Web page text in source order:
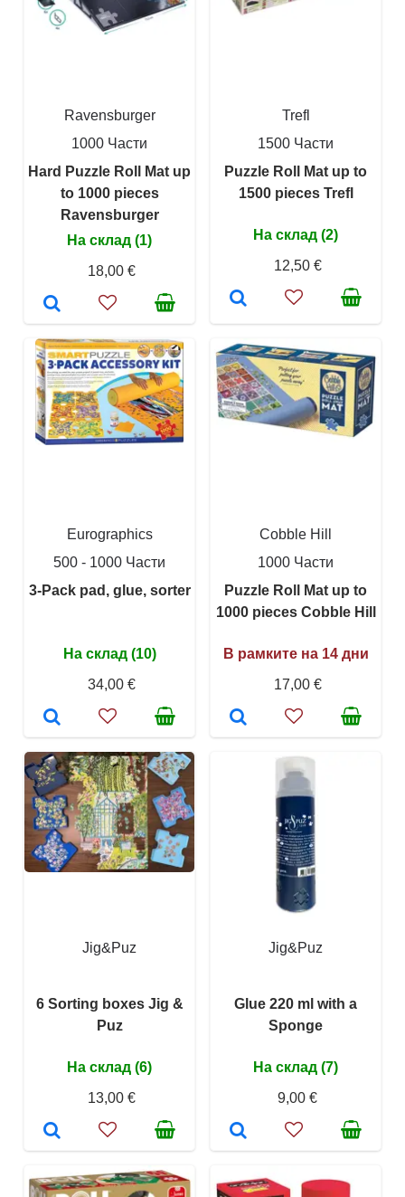
Ravensburger
1000 Части
Hard Puzzle Roll Mat up
to 1000 pieces
Ravensburger
На склад (1)
18,00 €
Trefl
1500 Части
Puzzle Roll Mat up to
1500 pieces Trefl
На склад (2)
12,50 €
Eurographics
500 - 1000 Части
3-Pack pad, glue, sorter
На склад (10)
34,00 €
Cobble Hill
1000 Части
Puzzle Roll Mat up to
1000 pieces Cobble Hill
В рамките на 14 дни
17,00 €
Jig&Puz
6 Sorting boxes Jig &
Puz
На склад (6)
13,00 €
Jig&Puz
Glue 220 ml with a
Sponge
На склад (7)
9,00 €